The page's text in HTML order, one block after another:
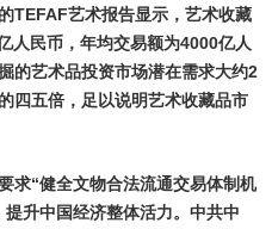
TEFAF艺术报告显示，艺术收藏
人民币，年均交易额为4000亿人
的艺术品投资市场潜在需求大约2
四五倍，足以说明艺术收藏品市
求“健全文物合法流通交易体制机
升中国经济整体活力。中共中